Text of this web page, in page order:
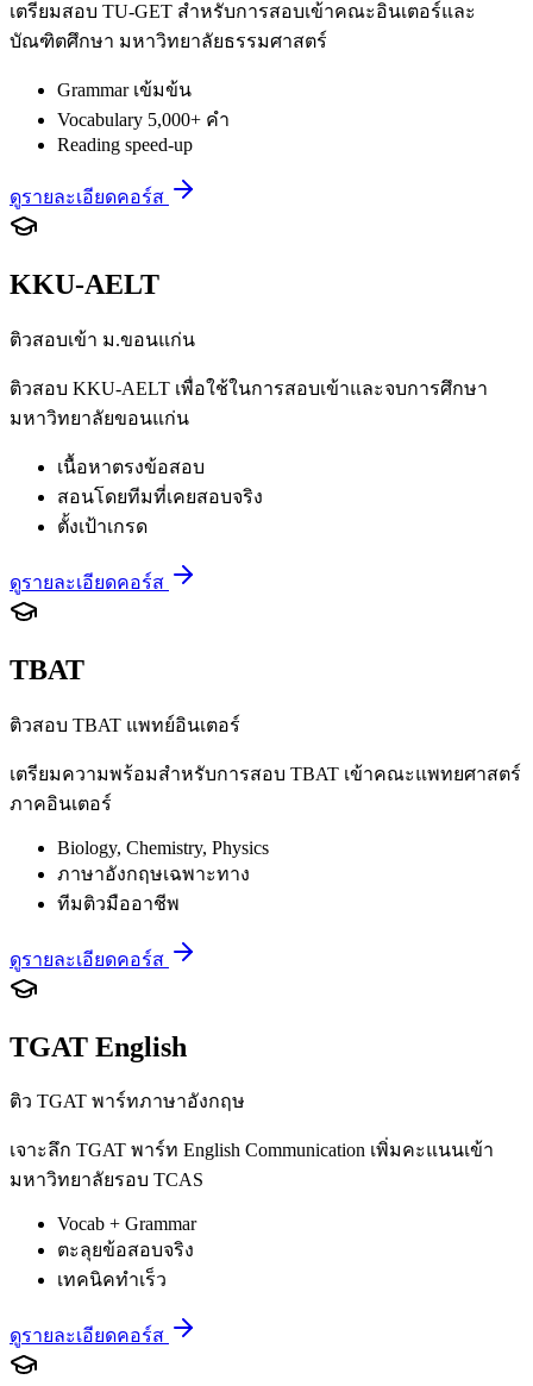
เตรียมสอบ TU-GET สำหรับการสอบเข้าคณะอินเตอร์และ
บัณฑิตศึกษา มหาวิทยาลัยธรรมศาสตร์
Grammar เข้มข้น
Vocabulary 5,000+ คำ
Reading speed-up
ดูรายละเอียดคอร์ส
KKU-AELT
ติวสอบเข้า ม.ขอนแก่น
ติวสอบ KKU-AELT เพื่อใช้ในการสอบเข้าและจบการศึกษา
มหาวิทยาลัยขอนแก่น
เนื้อหาตรงข้อสอบ
สอนโดยทีมที่เคยสอบจริง
ตั้งเป้าเกรด
ดูรายละเอียดคอร์ส
TBAT
ติวสอบ TBAT แพทย์อินเตอร์
เตรียมความพร้อมสำหรับการสอบ TBAT เข้าคณะแพทยศาสตร์
ภาคอินเตอร์
Biology, Chemistry, Physics
ภาษาอังกฤษเฉพาะทาง
ทีมติวมืออาชีพ
ดูรายละเอียดคอร์ส
TGAT English
ติว TGAT พาร์ทภาษาอังกฤษ
เจาะลึก TGAT พาร์ท English Communication เพิ่มคะแนนเข้า
มหาวิทยาลัยรอบ TCAS
Vocab + Grammar
ตะลุยข้อสอบจริง
เทคนิคทำเร็ว
ดูรายละเอียดคอร์ส